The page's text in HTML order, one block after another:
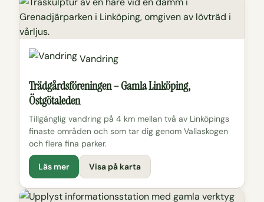
Vandring
Trädgårdsföreningen – Gamla Linköping,
Östgötaleden
Tillgänglig vandring på 4 km mellan två av Linköpings
finaste områden och som tar dig genom Vallaskogen
och flera fina parker.
Läs mer Visa på karta